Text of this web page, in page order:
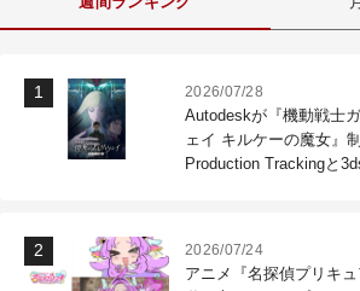
2026/07/28
Autodeskが『機動戦士
ェイ キルケーの魔女』
Production Trackingと
2026/07/24
アニメ『名探偵プリキ